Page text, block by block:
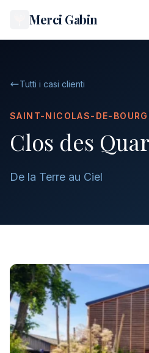
Merci Gabin
Tutti i casi clienti
SAINT-NICOLAS-DE-
Clos des
De la Terre au Ciel